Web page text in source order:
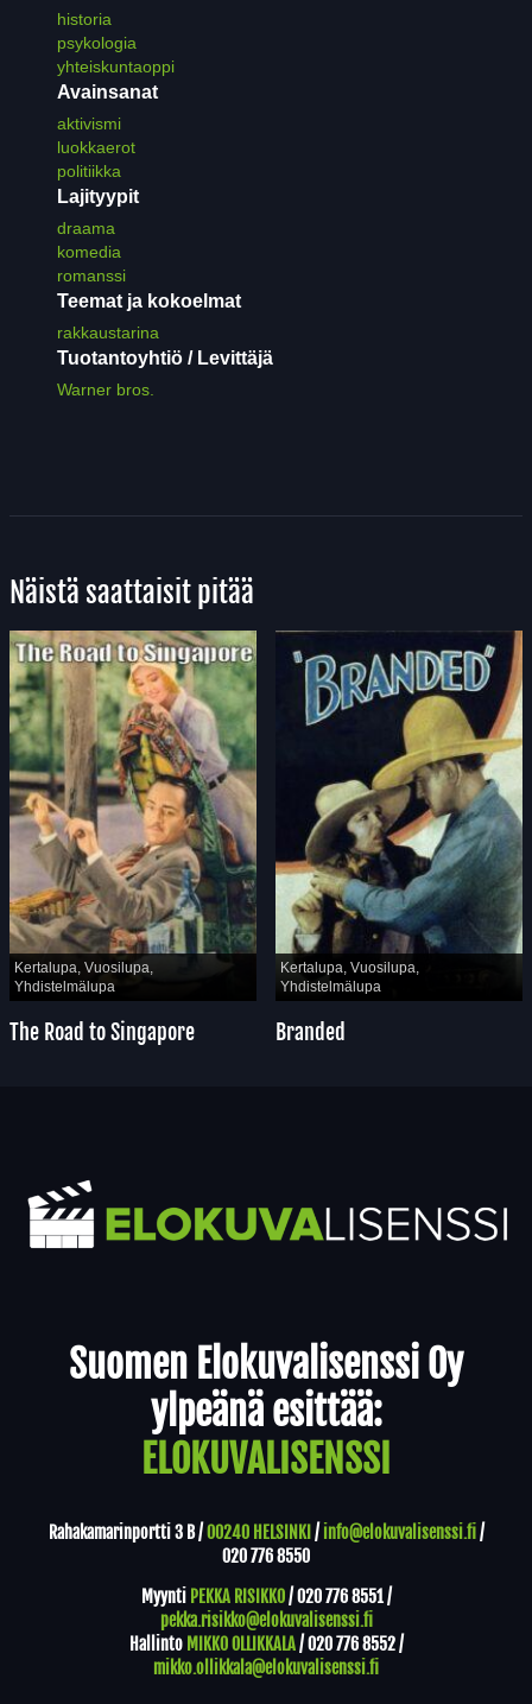
historia
psykologia
yhteiskuntaoppi
Avainsanat
aktivismi
luokkaerot
politiikka
Lajityypit
draama
komedia
romanssi
Teemat ja kokoelmat
rakkaustarina
Tuotantoyhtiö / Levittäjä
Warner bros.
Näistä saattaisit pitää
Kertalupa, Vuosilupa,
Yhdistelmälupa
The Road to Singapore
Kertalupa, Vuosilupa,
Yhdistelmälupa
Branded
Suomen Elokuvalisenssi Oy
ylpeänä esittää:
ELOKUVALISENSSI
Rahakamarinportti 3 B /00240 HELSINKI / info@elokuvalisenssi.fi/
020 776 8550
Myynti PEKKA RISIKKO/020 776 8551/
pekka.risikko@elokuvalisenssi.fi
Hallinto MIKKO OLLIKKALA/020 776 8552/
mikko.ollikkala@elokuvalisenssi.fi